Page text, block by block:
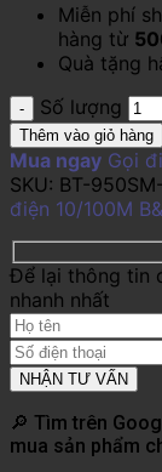
Miễn phí
hàng từ
Quà tặng
Số lượng
Thêm vào giỏ hàng
Mua ngay Gọi
SKU: BT-
điện 10/100M
Để lại thông tin
nhanh nhất
🔎 Tìm trên
mua sản phẩm